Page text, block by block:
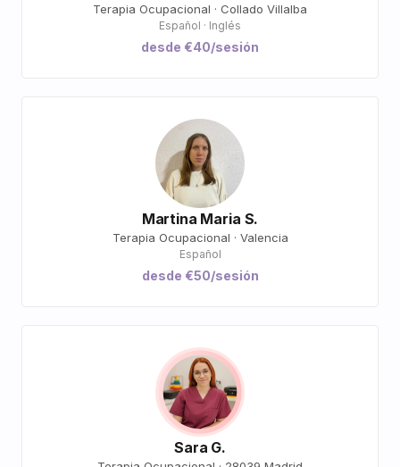
Terapia Ocupacional · Collado Villalba
Español · Inglés
desde €40/sesión
Martina Maria S.
Terapia Ocupacional · Valencia
Español
desde €50/sesión
Sara G.